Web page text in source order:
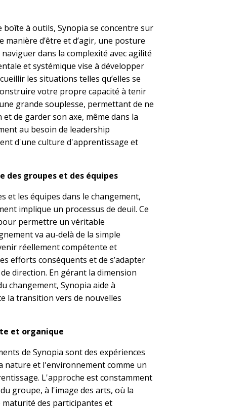
à outils, Synopia se concentre sur
d’être et d’agir, une posture
dans la complexité avec agilité
et systémique vise à développer
les situations telles qu’elles se
votre propre capacité à tenir
grande souplesse, permettant de ne
de garder son axe, même dans la
au besoin de leadership
d'une culture d'apprentissage et
des groupes et des équipes
et les équipes dans le changement,
implique un processus de deuil. Ce
permettre un véritable
va au-delà de la simple
réellement compétente et
efforts conséquents et de s’adapter
direction. En gérant la dimension
changement, Synopia aide à
la transition vers de nouvelles
et organique
de Synopia sont des expériences
nature et l'environnement comme un
L'approche est constamment
groupe, à l'image des arts, où la
des participantes et